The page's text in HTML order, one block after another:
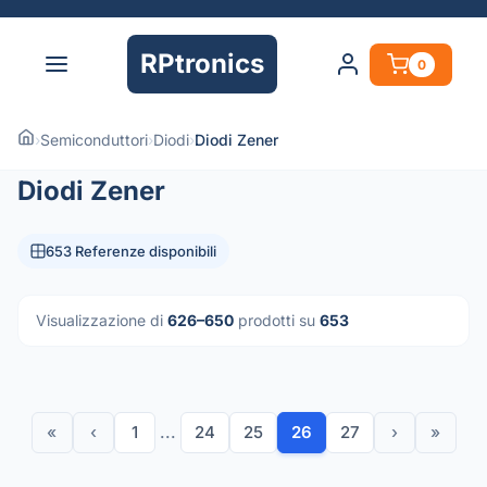
RPtronics 0
›Semiconduttori›Diodi›Diodi Zener
Diodi Zener
653 Referenze disponibili
Visualizzazione di 626–650 prodotti su 653
« ‹ 1 ... 24 25 26 27 › »